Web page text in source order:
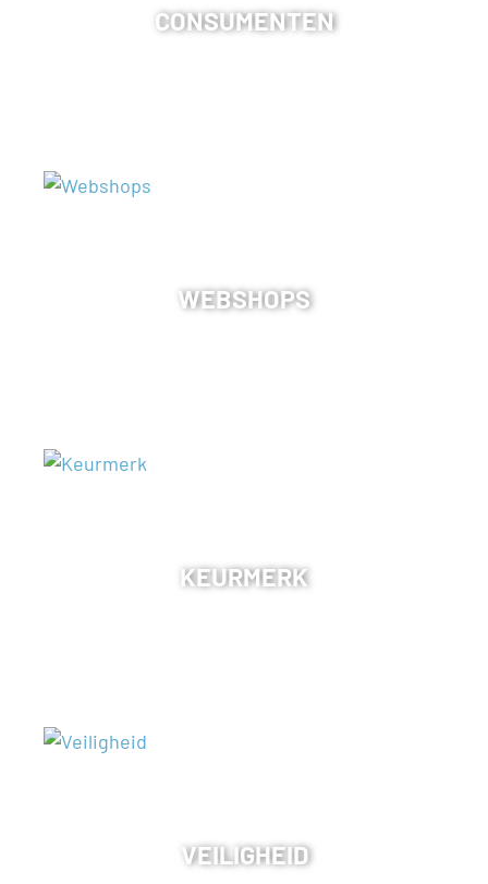
CONSUMENTEN
WEBSHOPS
KEURMERK
VEILIGHEID